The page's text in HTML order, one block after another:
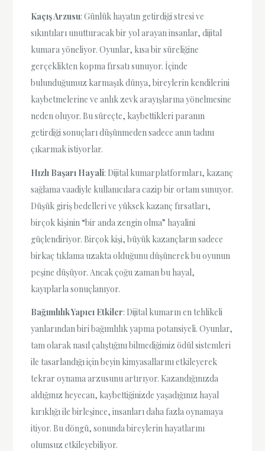
Kaçış Arzusu: Günlük hayatın getirdiği stresi ve
sıkıntıları unutturacak bir yol arayan insanlar, dijital
kumara yöneliyor. Oyunlar, kısa bir süreliğine
gerçeklikten kopma fırsatı sunuyor. İçinde
bulunduğumuz karmaşık dünya, bireylerin kendilerini
kaybetmelerine ve anlık zevk arayışlarına yönelmesine
neden oluyor. Bu süreçte, kaybettikleri paranın
getirdiği sonuçları düşünmeden sadece anın tadını
çıkarmak istiyorlar.
Hızlı Başarı Hayali: Dijital kumarplatformları, kazanç
sağlama vaadiyle kullanıcılara cazip bir ortam sunuyor.
Düşük giriş bedelleri ve yüksek kazanç fırsatları,
birçok kişinin “bir anda zengin olma” hayalini
güçlendiriyor. Birçok kişi, büyük kazançların sadece
birkaç tıklama uzakta olduğunu düşünerek bu oyunun
peşine düşüyor. Ancak çoğu zaman bu hayal,
kayıplarla sonuçlanıyor.
Bağımlılık Yapıcı Etkiler: Dijital kumarın en tehlikeli
yanlarından biri bağımlılık yapma potansiyeli. Oyunlar,
tam olarak nasıl çalıştığını bilmediğimiz ödül sistemleri
ile tasarlandığı için beyin kimyasallarını etkileyerek
tekrar oynama arzusunu artırıyor. Kazandığınızda
aldığınız heyecan, kaybettiğinizde yaşadığınız hayal
kırıklığı ile birleşince, insanları daha fazla oynamaya
itiyor. Bu döngü, sonunda bireylerin hayatlarını
olumsuz etkileyebiliyor.